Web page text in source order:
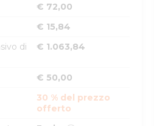
€ 72,00
€ 15,84
di
€ 1.063,84
€ 50,00
30 % del prezzo
offerto